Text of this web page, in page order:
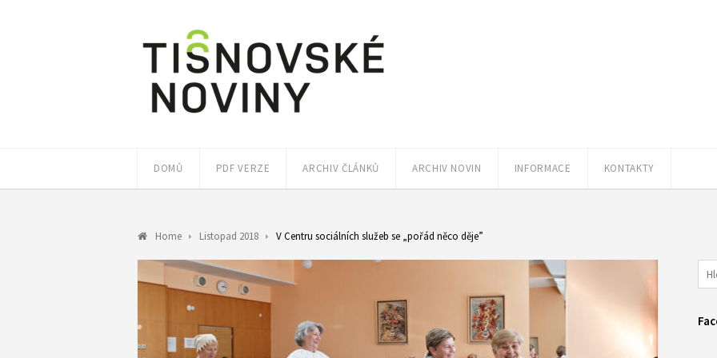
DOMŮ PDF VERZE ARCHIV ČLÁNKŮ ARCHIV NOVIN INFORMACE KONTAKTY
Home Listopad 2018 V Centru sociálních služeb se „pořád něco děje”